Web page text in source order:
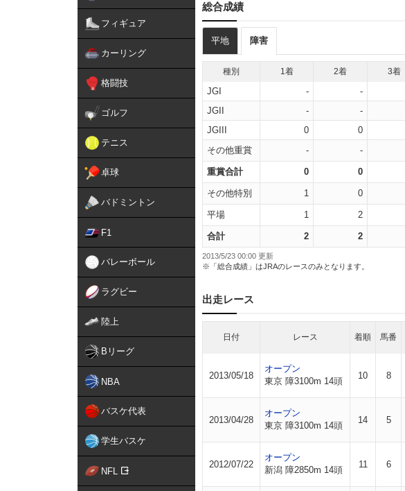
フィギュア
カーリング
格闘技
ゴルフ
テニス
卓球
バドミントン
F1
バレーボール
ラグビー
陸上
Bリーグ
NBA
バスケ代表
学生バスケ
NFL
総合成績
平地 障害
種別 1着 2着 3着
JGI - -
JGII
- -
JGIII
0 0
その他重賞
- -
重賞合計 0 0
その他特別 1 0
平場 1 2
合計 2 2
2013/5/23 00:00 更新
※「総合成績」はJRAのレースのみとなります。
出走レース
日付 レース 着順 馬番
2013/05/18
オープン
東京 障3100m 14頭
10 8
2013/04/28
オープン
東京 障3100m 14頭
14 5
2012/07/22
オープン
新潟 障2850m 14頭
11 6